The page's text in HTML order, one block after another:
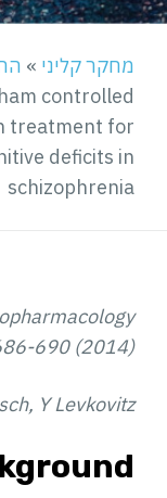
מחקר קליני »
controlled
treatment for
deficits in
schizophrenia
690 (2014)
Y Levkovitz